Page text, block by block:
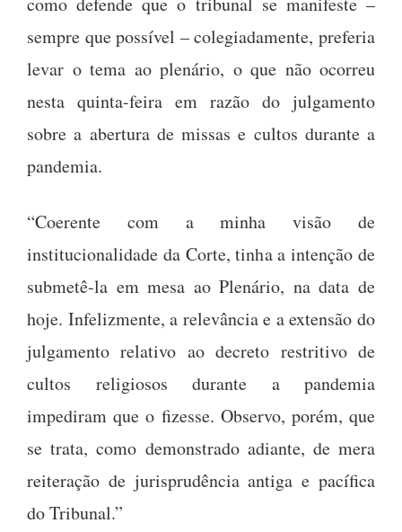
sempre que possível – colegiadamente, preferia
levar o tema ao plenário, o que não ocorreu
nesta quinta-feira em razão do julgamento
sobre a abertura de missas e cultos durante a
pandemia.
“Coerente com a minha visão de
institucionalidade da Corte, tinha a intenção de
submetê-la em mesa ao Plenário, na data de
hoje. Infelizmente, a relevância e a extensão do
julgamento relativo ao decreto restritivo de
cultos religiosos durante a pandemia
impediram que o fizesse. Observo, porém, que
se trata, como demonstrado adiante, de mera
reiteração de jurisprudência antiga e pacífica
do Tribunal.”